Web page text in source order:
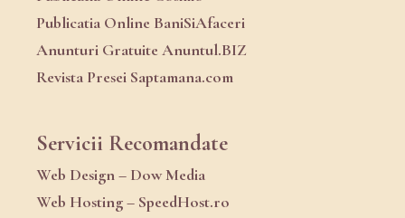
Publicatia Online BaniSiAfaceri
Anunturi Gratuite Anuntul.BIZ
Revista Presei Saptamana.com
Servicii Recomandate
Web Design – Dow Media
Web Hosting – SpeedHost.ro